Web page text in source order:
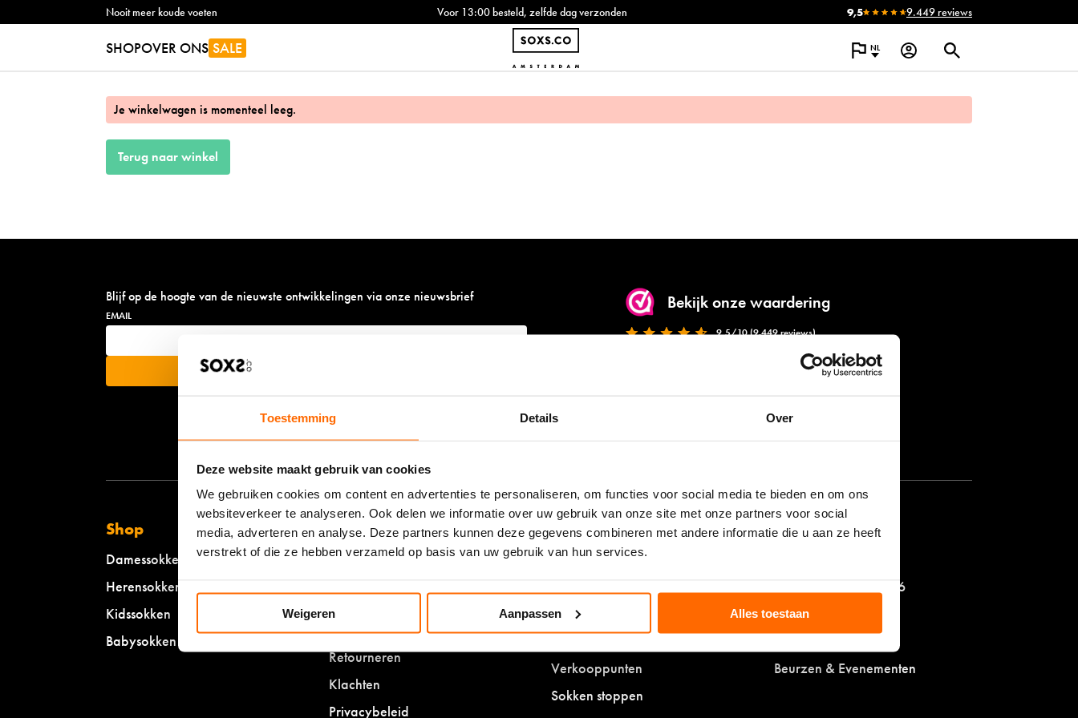
Toestemming Details Over
Deze website maakt gebruik van cookies
We gebruiken cookies om content en advertenties te personaliseren, om functies voor social media te bieden en om ons
websiteverkeer te analyseren. Ook delen we informatie over uw gebruik van onze site met onze partners voor social
media, adverteren en analyse. Deze partners kunnen deze gegevens combineren met andere informatie die u aan ze heeft
verstrekt of die ze hebben verzameld op basis van uw gebruik van hun services.
Weigeren Aanpassen Alles toestaan
Nooit meer koude voeten Voor 13:00 besteld, zelfde dag verzonden 9,5 9.449 reviews
SHOPOVER ONS SALE NL
Je winkelwagen is momenteel leeg.
Terug naar winkel
Blijf op de hoogte van de nieuwste ontwikkelingen via onze nieuwsbrief Bekijk onze waardering
9,5/10 (9.449 reviews)
Shop
Damessokken
Herensokken
Kidssokken
Babysokken
Klantenservice
Mijn account
Verzending
Retourneren
Klachten
Privacybeleid
Informatie
SOXS als relatiegeschenk
Refer a Friend
Verkooppunten
Sokken stoppen
SOXS.co
Catalogus 2025-2026
Contact
Beurzen & Evenementen